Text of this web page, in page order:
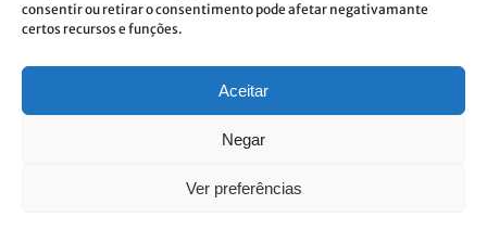
consentir ou retirar o consentimento pode afetar negativamante
certos recursos e funções.
Aceitar
Negar
Ver preferências
acepto la política de privacidad.*
Costa Verde se compromete a aplicar el RGPD. Para procesar sus datos
nuestra política de privacidad.